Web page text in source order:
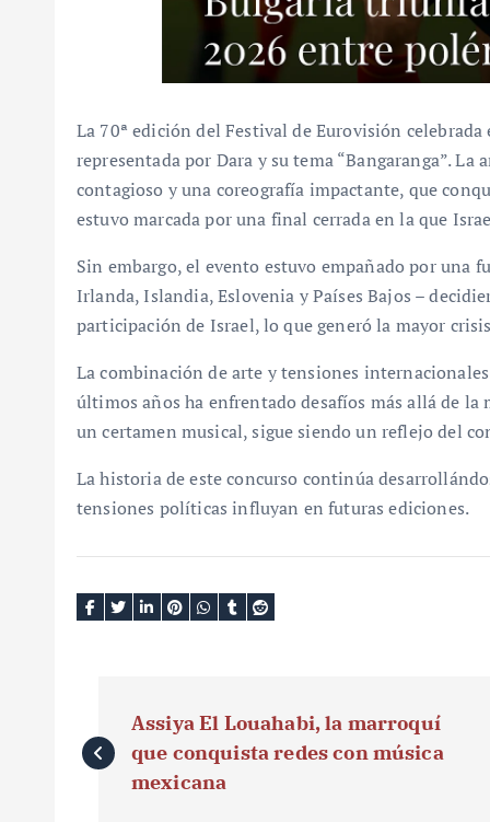
La 70ª edición del Festival de Eurovisión
representada por Dara y su tema “Bangaranga”.
contagioso y una coreografía impactante, que
estuvo marcada por una final cerrada en la que
Sin embargo, el evento estuvo empañado por una
Irlanda, Islandia, Eslovenia y Países Bajos –
participación de Israel, lo que generó la mayor
La combinación de arte y tensiones
últimos años ha enfrentado desafíos más allá de la
un certamen musical, sigue siendo un reflejo del
La historia de este concurso continúa
tensiones políticas influyan en futuras ediciones.
a
Assiya El Louahabi, la marroquí
que conquista redes con música
mexicana